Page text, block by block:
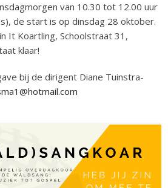
van 10.30 tot 12.00 uur
de start is op dinsdag 28 oktober.
It Koartling, Schoolstraat 31,
klaar!
bij de dirigent Diane Tuinstra-